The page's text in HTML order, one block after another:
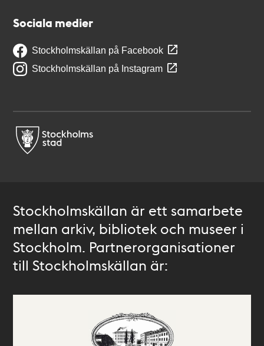
Sociala medier
Stockholmskällan på Facebook
Stockholmskällan på Instagram
Stockholmskällan är ett samarbete
mellan arkiv, bibliotek och museer i
Stockholm. Partnerorganisationer
till Stockholmskällan är: